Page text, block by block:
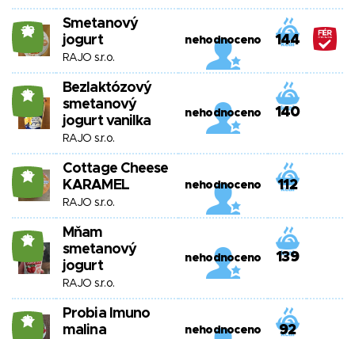
23
Smetanový
jogurt
RAJO s.r.o.
nehodnoceno 144
18
Bezlaktózový
smetanový
jogurt vanilka
RAJO s.r.o.
nehodnoceno 140
18
Cottage Cheese
KARAMEL
RAJO s.r.o.
nehodnoceno 112
18
Mňam
smetanový
jogurt
RAJO s.r.o.
nehodnoceno 139
18
Probia Imuno
malina
nehodnoceno 92